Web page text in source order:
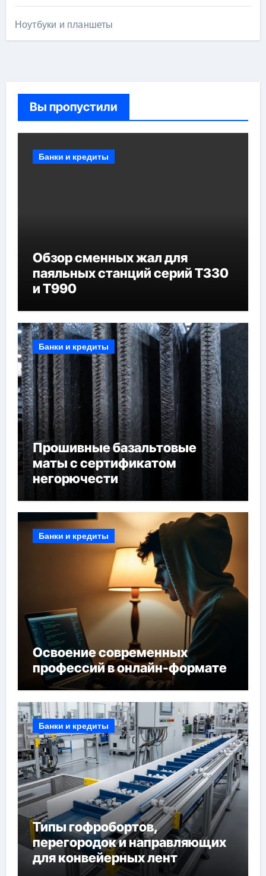
Ноутбуки и планшеты
Вы пропустили
Банки и кредиты
Обзор сменных жал для
паяльных станций серий T330
и T990
Банки и кредиты
Прошивные базальтовые
маты с сертификатом
негорючести
Банки и кредиты
Освоение современных
профессий в онлайн-формате
Банки и кредиты
Типы гофробортов,
перегородок и направляющих
для конвейерных лент